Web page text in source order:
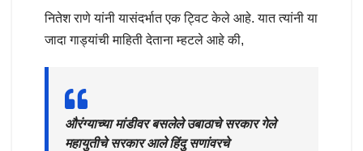
नितेश राणे यांनी यासंदर्भात एक ट्विट केले आहे. यात त्यांनी या
जादा गाड्यांची माहिती देताना म्हटले आहे की,
औरंग्याच्या मांडीवर बसलेले उबाठाचे सरकार गेले
महायुतीचे सरकार आले हिंदु सणांवरचे